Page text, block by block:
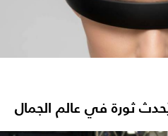
ثورة في عالم الجمال